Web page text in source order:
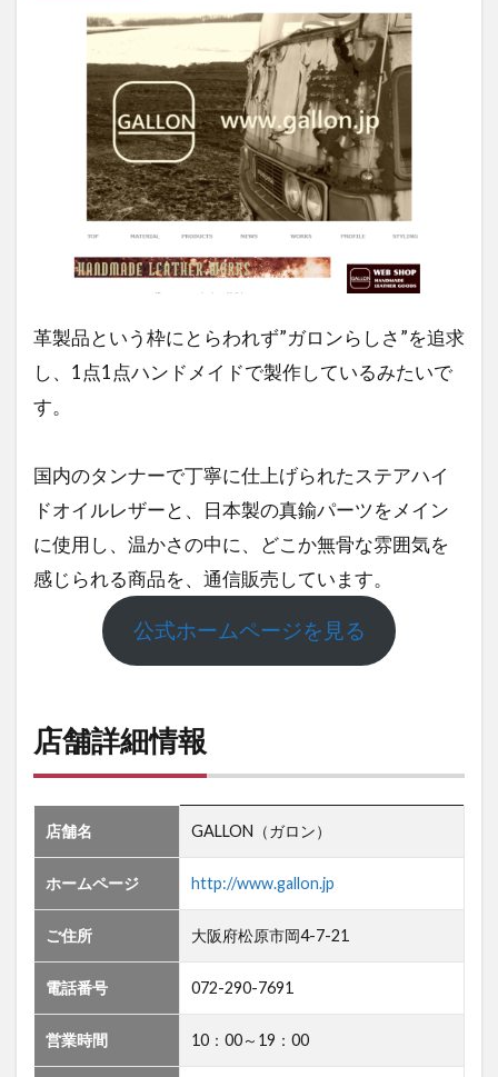
革製品という枠にとらわれず”ガロンらしさ”を追求
し、1点1点ハンドメイドで製作しているみたいで
す。
国内のタンナーで丁寧に仕上げられたステアハイ
ドオイルレザーと、日本製の真鍮パーツをメイン
に使用し、温かさの中に、どこか無骨な雰囲気を
感じられる商品を、通信販売しています。
公式ホームページを見る
店舗詳細情報
店舗名 GALLON（ガロン）
ホームページ http://www.gallon.jp
ご住所 大阪府松原市岡4-7-21
電話番号 072-290-7691
営業時間 10：00～19：00